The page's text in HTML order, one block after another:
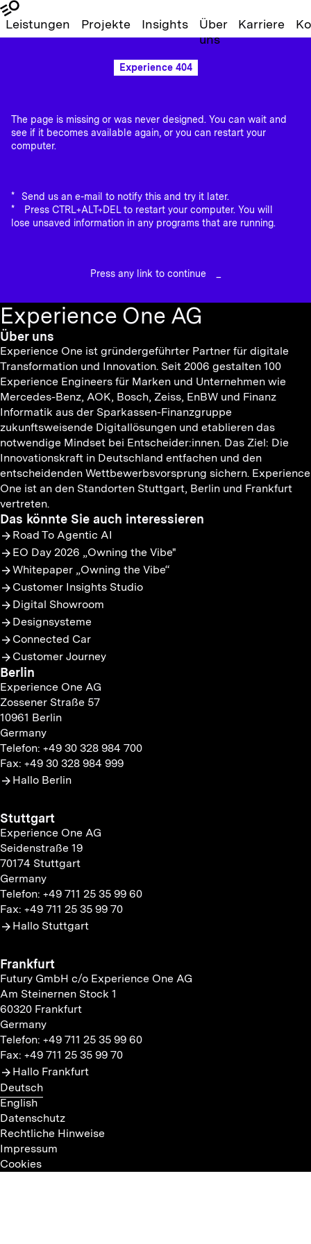
Leistungen Projekte Insights
Über
uns
Karriere
Experience 404
The page is missing or was never designed. You can wait and
see if it becomes available again, or you can restart your
computer.
Send us an e-mail to notify this and try it later.
Press CTRL+ALT+DEL to restart your computer. You will
lose unsaved information in any programs that are running.
Press any link to continue
Experience One AG
Über uns
Experience One ist gründergeführter Partner für digitale
Transformation und Innovation. Seit 2006 gestalten 100
Experience Engineers für Marken und Unternehmen wie
Mercedes-Benz, AOK, Bosch, Zeiss, EnBW und Finanz
Informatik aus der Sparkassen-Finanzgruppe
zukunftsweisende Digitallösungen und etablieren das
notwendige Mindset bei Entscheider:innen. Das Ziel: Die
Innovationskraft in Deutschland entfachen und den
entscheidenden Wettbewerbsvorsprung sichern. Experience
One ist an den Standorten Stuttgart, Berlin und Frankfurt
vertreten.
Das könnte Sie auch interessieren
Road To Agentic AI
EO Day 2026 „Owning the Vibe"
Whitepaper „Owning the Vibe“
Customer Insights Studio
Digital Showroom
Designsysteme
Connected Car
Customer Journey
Berlin
Experience One AG
Zossener Straße 57
10961 Berlin
Germany
Telefon: +49 30 328 984 700
Fax: +49 30 328 984 999
Hallo Berlin
Stuttgart
Experience One AG
Seidenstraße 19
70174 Stuttgart
Germany
Telefon: +49 711 25 35 99 60
Fax: +49 711 25 35 99 70
Hallo Stuttgart
Frankfurt
Futury GmbH c/o Experience One AG
Am Steinernen Stock 1
60320 Frankfurt
Germany
Telefon: +49 711 25 35 99 60
Fax: +49 711 25 35 99 70
Hallo Frankfurt
Deutsch
English
Datenschutz
Rechtliche Hinweise
Impressum
Cookies